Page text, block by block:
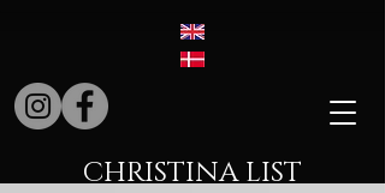
CHRISTINA LIST